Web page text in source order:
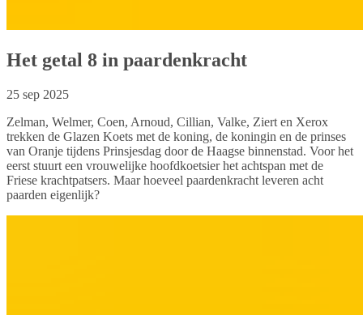
Het getal 8 in paardenkracht
25 sep 2025
Zelman, Welmer, Coen, Arnoud, Cillian, Valke, Ziert en Xerox
trekken de Glazen Koets met de koning, de koningin en de prinses
van Oranje tijdens Prinsjesdag door de Haagse binnenstad. Voor het
eerst stuurt een vrouwelijke hoofdkoetsier het achtspan met de
Friese krachtpatsers. Maar hoeveel paardenkracht leveren acht
paarden eigenlijk?